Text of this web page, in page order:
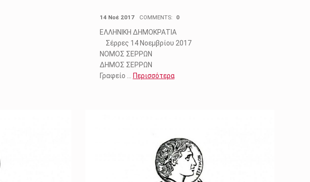
14 Νοέ 2017 COMMENTS: 0
ΕΛΛΗΝΙΚΗ ΔΗΜΟΚΡΑΤΙΑ
Σέρρες 14 Νοεμβρίου 2017
ΝΟΜΟΣ ΣΕΡΡΩΝ
ΔΗΜΟΣ ΣΕΡΡΩΝ
Γραφείο … Περισσότερα